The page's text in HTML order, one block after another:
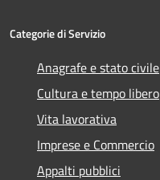
Categorie di Servizio
Anagrafe e stato civile
Cultura e tempo libero
Vita lavorativa
Imprese e Commercio
Appalti pubblici